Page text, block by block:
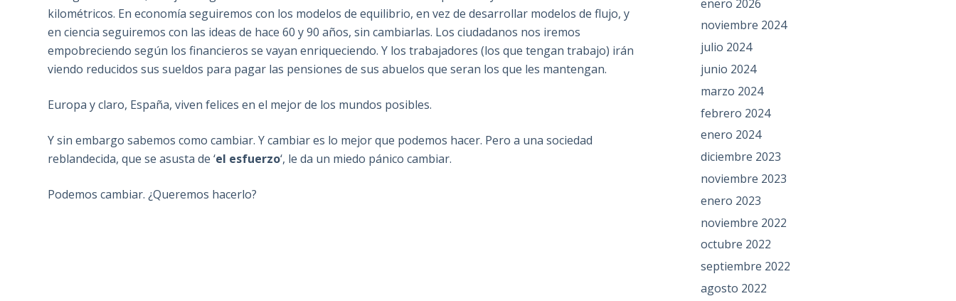
kilométricos. En economía seguiremos con los modelos de equilibrio, en vez de desarrollar modelos de flujo, y
en ciencia seguiremos con las ideas de hace 60 y 90 años, sin cambiarlas. Los ciudadanos nos iremos
empobreciendo según los financieros se vayan enriqueciendo. Y los trabajadores (los que tengan trabajo) irán
viendo reducidos sus sueldos para pagar las pensiones de sus abuelos que seran los que les mantengan.
Europa y claro, España, viven felices en el mejor de los mundos posibles.
Y sin embargo sabemos como cambiar. Y cambiar es lo mejor que podemos hacer. Pero a una sociedad
reblandecida, que se asusta de ‘el esfuerzo‘, le da un miedo pánico cambiar.
Podemos cambiar. ¿Queremos hacerlo?
enero 2026
noviembre 2024
julio 2024
junio 2024
marzo 2024
febrero 2024
enero 2024
diciembre 2023
noviembre 2023
enero 2023
noviembre 2022
octubre 2022
septiembre 2022
agosto 2022